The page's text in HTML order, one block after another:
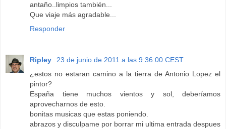
antaño..limpios también...
Que viaje más agradable...
Responder
Ripley
23 de junio de 2011 a las 9:36:00 CEST
¿estos no estaran camino a la tierra de Antonio Lopez el
pintor?
España tiene muchos vientos y sol, deberíamos
aprovecharnos de esto.
bonitas musicas que estas poniendo.
abrazos y disculpame por borrar mi ultima entrada despues